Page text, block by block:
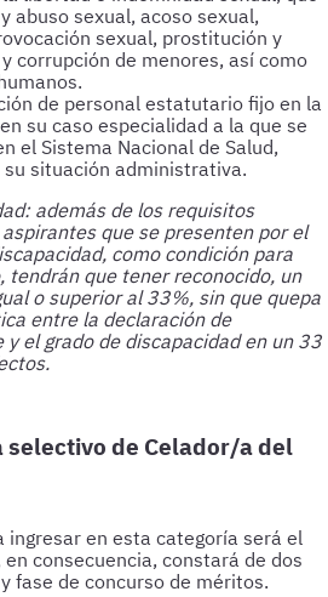
abuso sexual, acoso sexual,
sexual, prostitución y
corrupción de menores, así como
de personal estatutario fijo en la
su caso especialidad a la que se
el Sistema Nacional de Salud,
situación administrativa.
además de los requisitos
que se presenten por el
como condición para
que tener reconocido, un
o superior al 33%, sin que quepa
entre la declaración de
el grado de discapacidad en un 33
selectivo de Celador/a del
ingresar en esta categoría será el
consecuencia, constará de dos
fase de concurso de méritos.